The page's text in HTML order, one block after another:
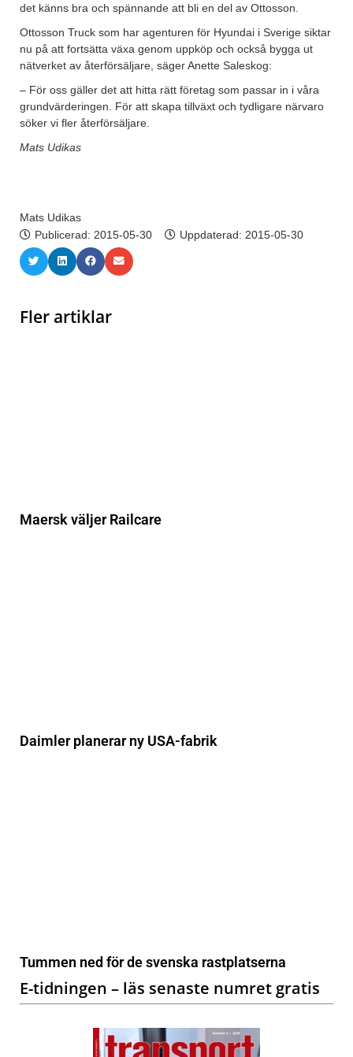
det känns bra och spännande att bli en del av Ottosson.
Ottosson Truck som har agenturen för Hyundai i Sverige siktar
nu på att fortsätta växa genom uppköp och också bygga ut
nätverket av återförsäljare, säger Anette Saleskog:
– För oss gäller det att hitta rätt företag som passar in i våra
grundvärderingen. För att skapa tillväxt och tydligare närvaro
söker vi fler återförsäljare.
Mats Udikas
Mats Udikas
Publicerad: 2015-05-30 Uppdaterad: 2015-05-30
Fler artiklar
Maersk väljer Railcare
Daimler planerar ny USA-fabrik
Tummen ned för de svenska rastplatserna
E-tidningen – läs senaste numret gratis